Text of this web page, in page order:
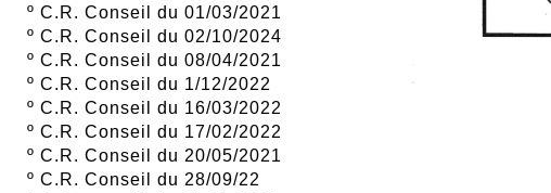
º C.R. Conseil du 01/03/2021
º C.R. Conseil du 02/10/2024
º C.R. Conseil du 08/04/2021
º C.R. Conseil du 1/12/2022
º C.R. Conseil du 16/03/2022
º C.R. Conseil du 17/02/2022
º C.R. Conseil du 20/05/2021
º C.R. Conseil du 28/09/22